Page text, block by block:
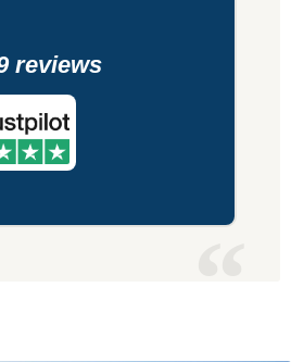
reviews